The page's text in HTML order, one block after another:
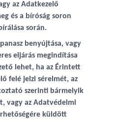
az Adatkezelő
és a bíróság soron
során.
benyújtása, vagy
eljárás megindítása
lehet, ha az Érintett
felé jelzi sérelmét, az
szerinti bármelyik
vagy az Adatvédelmi
küldött